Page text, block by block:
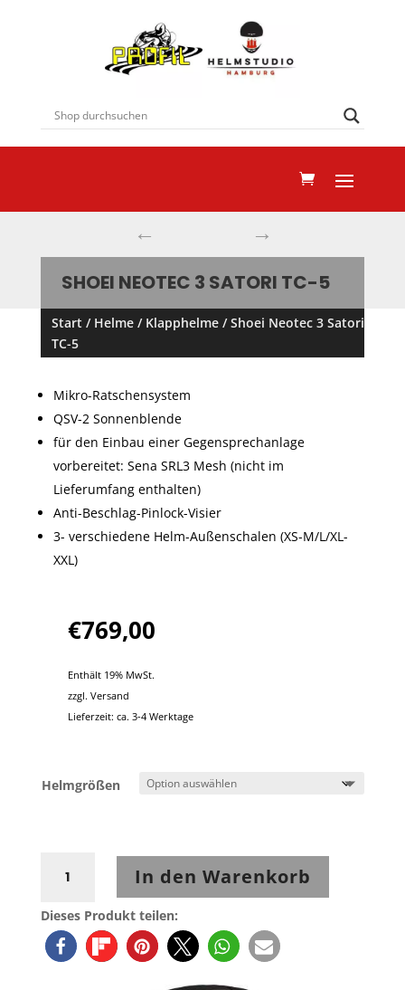
← →
SHOEI NEOTEC 3 SATORI TC-5
Dieses Produkt teilen:
Start / Helme/ Klapphelme/ Shoei Neotec 3 Satori
TC-5
Mikro-Ratschensystem
QSV-2 Sonnenblende
für den Einbau einer Gegensprechanlage
vorbereitet: Sena SRL3 Mesh (nicht im
Lieferumfang enthalten)
Anti-Beschlag-Pinlock-Visier
3- verschiedene Helm-Außenschalen (XS-M/L/XL-
XXL)
€769,00
Enthält 19% MwSt.
zzgl. Versand
Lieferzeit: ca. 3-4 Werktage
Helmgrößen
Neotec
Satori
TC-
In den Warenkorb